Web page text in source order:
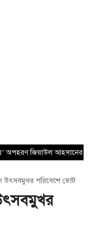
অপহরণ জিয়াউল আহসানের
উৎসবমুখর পরিবেশে ভোট